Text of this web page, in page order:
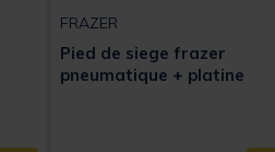
Rating
FRAZER
Pied de siege frazer
pneumatique + platine